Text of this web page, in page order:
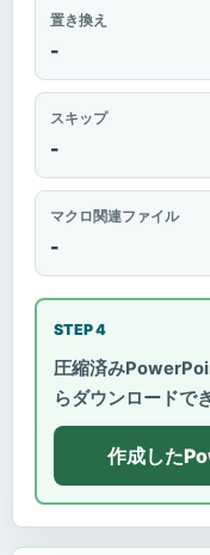
置き換え
-
スキップ
-
マクロ関連ファイル
-
STEP 4
圧縮済み
らダウンロードで
作成した